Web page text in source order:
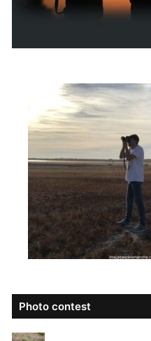
Photo contest